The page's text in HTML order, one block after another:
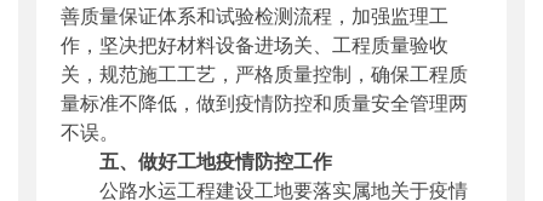
善质量保证体系和试验检测流程，加强监理工
作，坚决把好材料设备进场关、工程质量验收
关，规范施工工艺，严格质量控制，确保工程质
量标准不降低，做到疫情防控和质量安全管理两
不误。
五、做好工地疫情防控工作
公路水运工程建设工地要落实属地关于疫情